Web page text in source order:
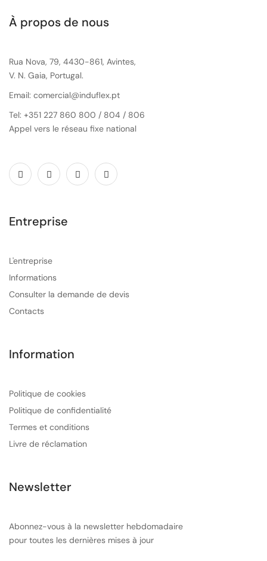
À propos de nous
Rua Nova, 79, 4430-861, Avintes,
V. N. Gaia, Portugal.
Email: comercial@induflex.pt
Tel: +351 227 860 800 / 804 / 806
Appel vers le réseau fixe national
Entreprise
L'entreprise
Informations
Consulter la demande de devis
Contacts
Information
Politique de cookies
Politique de confidentialité
Termes et conditions
Livre de réclamation
Newsletter
Abonnez-vous à la newsletter hebdomadaire
pour toutes les dernières mises à jour